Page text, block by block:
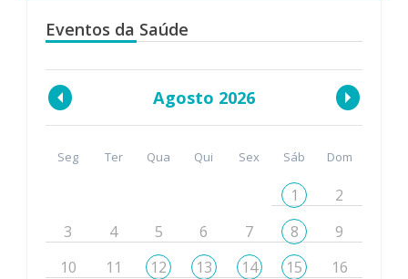
Eventos da Saúde
Agosto 2026
Seg Ter Qua Qui Sex Sáb Dom
1
2
3
4 5 6 7 8
9
10
11 12 13 14 15
16